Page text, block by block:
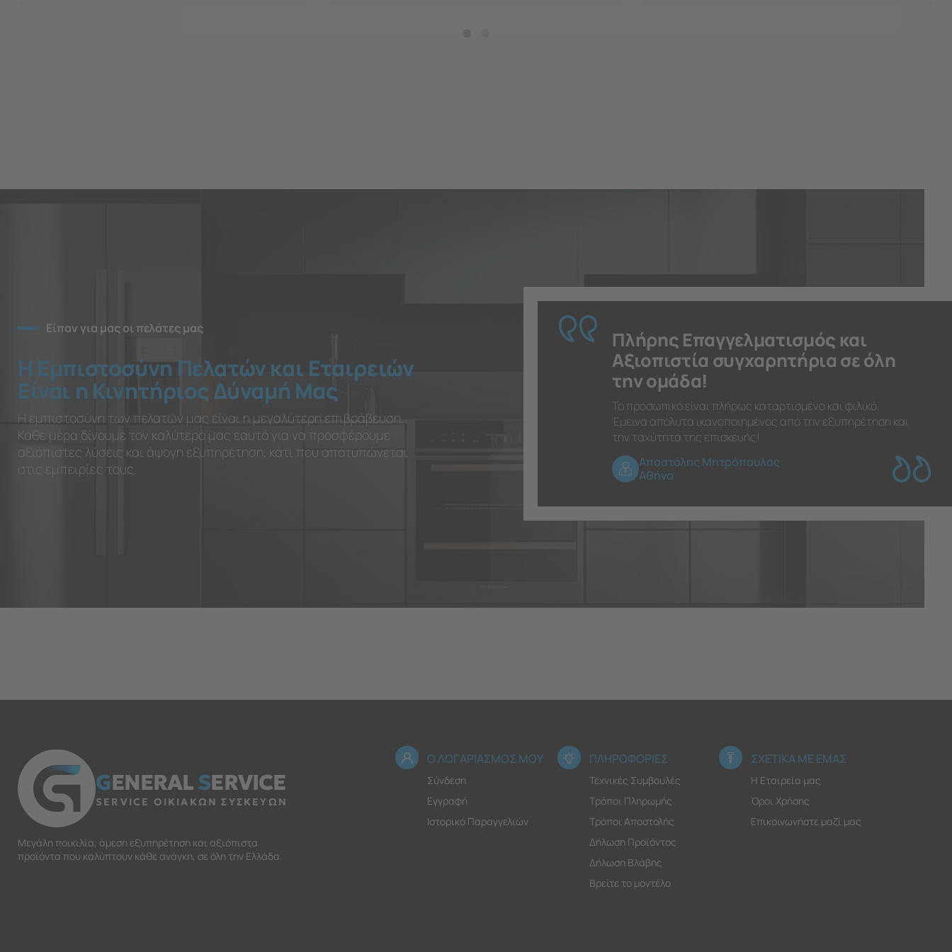
Είπαν για μας οι πελάτες μας
Η Εμπιστοσύνη Πελατών και Εταιρειών
Είναι η Κινητήριος Δύναμή Μας
Η εμπιστοσύνη των πελατών μας είναι η μεγαλύτερη επιβράβευση.
Κάθε μέρα δίνουμε τον καλύτερό μας εαυτό για να προσφέρουμε
αξιόπιστες λύσεις και άψογη εξυπηρέτηση, κάτι που αποτυπώνεται
στις εμπειρίες τους.
Πλήρης Επαγγελματισμός και
Αξιοπιστία συγχαρητήρια σε όλη
την ομάδα!
Το προσωπικό είναι πλήρως καταρτισμένο και φιλικό.
Έμεινα απόλυτα ικανοποιημένος από την εξυπηρέτηση και
την ταχύτητα της επισκευής!
Αποστόλης Μητρόπουλος
Αθήνα
GENERALSERVICE
SERVICE ΟΙΚΙΑΚΩΝ ΣΥΣΚΕΥΩΝ
Μεγάλη ποικιλία, άμεση εξυπηρέτηση και αξιόπιστα
προϊόντα που καλύπτουν κάθε ανάγκη, σε όλη την Ελλάδα.
Ο ΛΟΓΑΡΙΑΣΜΟΣ ΜΟΥ
Σύνδεση
Εγγραφή
Ιστορικό Παραγγελιών
ΠΛΗΡΟΦΟΡΙΕΣ
Τεχνικές Συμβουλές
Τρόποι Πληρωμής
Τρόποι Αποστολής
Δήλωση Προϊόντος
Δήλωση Βλάβης
Βρείτε το μοντέλο
ΣΧΕΤΙΚΑ ΜΕ ΕΜΑΣ
Η Εταιρεία μας
Όροι Χρήσης
Επικοινωνήστε μαζί μας